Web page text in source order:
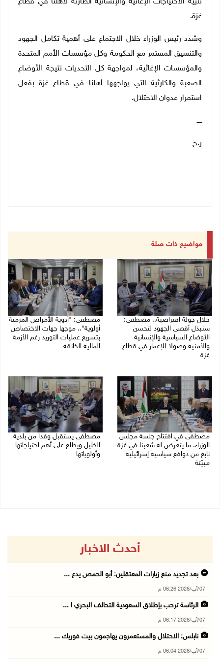
غزة.
وشدد رئيس الوزراء خلال الاجتماع على أهمية تكامل الجهود
والتنسيق المستمر مع الحكومة وكل مؤسسات الأمم المتحدة
والمؤسسات الإغاثية، لمواجهة كل التحديات نتيجة الأوضاع
الصعبة والكارثية التي يواجهها أهلنا في قطاع غزة بفعل
استمرار عدوان الاحتلال.
ـــــ
ر.ح
مواضيع ذات صلة
خلال جولة افتراضية.. مصطفى:
سنبذل أقصى الجهود لتحسن
الأوضاع السياسية والإنسانية
والأمنية وصولا للإعمار في قطاع
غزة
مصطفى: "أدوية الأمراض المزمنة
أولوية".. موجها جهات الاختصاص
بتسريع عمليات التوريد رغم الأزمة
المالية الخانقة
مصطفى في افتتاح جلسة مجلس
الوزراء: ما يتعرض له شعبنا في غزة
نابع من دوافع سياسية إسرائيلية
مبيّتة
مصطفى يستقبل وفدا من بلدية
الخليل ويطلع على أهم احتياجاتها
وأولوياتها
أحدث الاخبار
بعد تجديد منع زيارات المعتقلين: أبو الحمص يدع ...
07/آب/2026 06:26 م
الرئاسة ترحب بإطلاق السعودية التحالف البحري ا ...
07/آب/2026 06:17 م
نابلس: الاحتلال والمستعمرون يهاجمون بيت فوريك ...
07/آب/2026 06:04 م